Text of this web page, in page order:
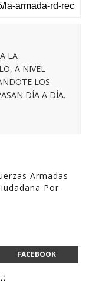
LA
A NIVEL
LOS
DÍA A DÍA.
Armadas
Por
FACEBOOK